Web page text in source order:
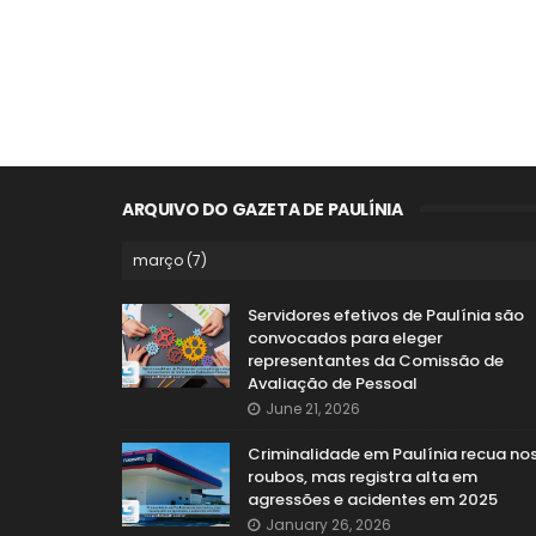
ARQUIVO DO GAZETA DE PAULÍNIA
Servidores efetivos de Paulínia são
convocados para eleger
representantes da Comissão de
Avaliação de Pessoal
June 21, 2026
Criminalidade em Paulínia recua
roubos, mas registra alta em
agressões e acidentes em 2025
January 26, 2026